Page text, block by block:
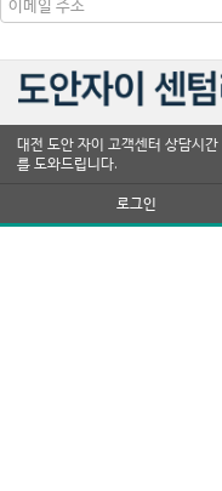
대전 도안 자이 고객센터 상담시
를 도와드립니다.
로그인